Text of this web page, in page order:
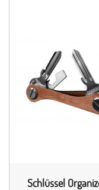
Schlüssel